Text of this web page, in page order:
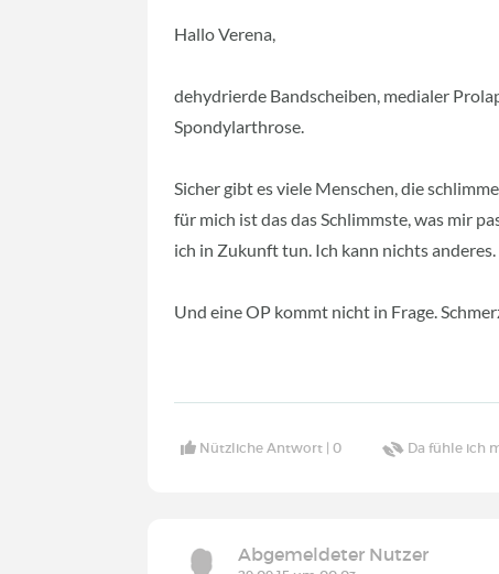
Hallo Verena,
dehydrierde Bandscheiben, medialer
Spondylarthrose.
Sicher gibt es viele Menschen, die
für mich ist das das Schlimmste, was mir
ich in Zukunft tun. Ich kann nichts
Und eine OP kommt nicht in Frage.
Nützliche Antwort |0 Da fühle ich
Abgemeldeter Nutzer